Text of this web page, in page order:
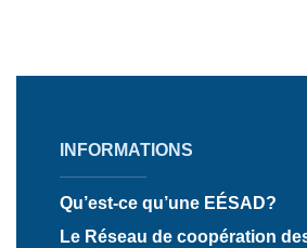
INFORMATIONS
Qu’est-ce qu’une EÉSAD?
Le Réseau de coopération